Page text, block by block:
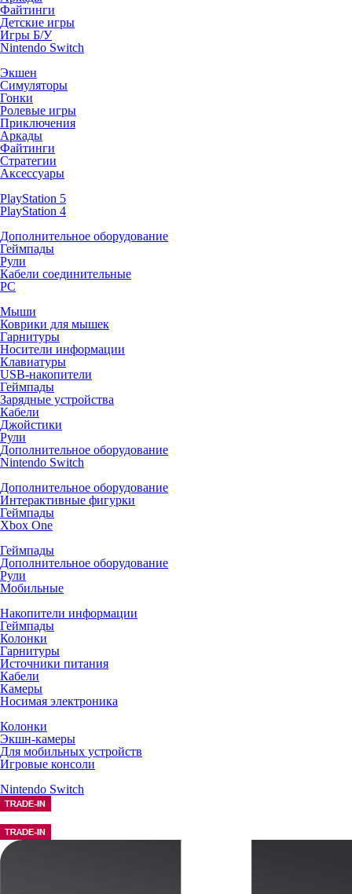
Файтинги
Детские игры
Игры Б/У
Nintendo Switch
Экшен
Симуляторы
Гонки
Ролевые игры
Приключения
Аркады
Файтинги
Стратегии
Аксессуары
PlayStation 5
PlayStation 4
Дополнительное оборудование
Геймпады
Рули
Кабели соединительные
PC
Мыши
Коврики для мышек
Гарнитуры
Носители информации
Клавиатуры
USB-накопители
Геймпады
Зарядные устройства
Кабели
Джойстики
Рули
Дополнительное оборудование
Nintendo Switch
Дополнительное оборудование
Интерактивные фигурки
Геймпады
Xbox One
Геймпады
Дополнительное оборудование
Рули
Мобильные
Накопители информации
Геймпады
Колонки
Гарнитуры
Источники питания
Кабели
Камеры
Носимая электроника
Колонки
Экшн-камеры
Для мобильных устройств
Игровые консоли
Nintendo Switch